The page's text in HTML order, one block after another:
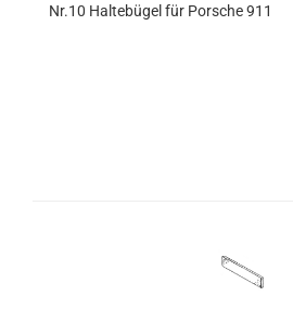
Nr.10 Haltebügel für Porsche 911